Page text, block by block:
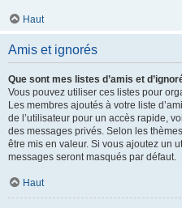
Haut
Amis et ignorés
Que sont mes listes d’amis et
Vous pouvez utiliser ces listes pour
Les membres ajoutés à votre liste
de l’utilisateur pour un accès rapide,
des messages privés. Selon les
être mis en valeur. Si vous ajoutez un
messages seront masqués par défaut.
Haut